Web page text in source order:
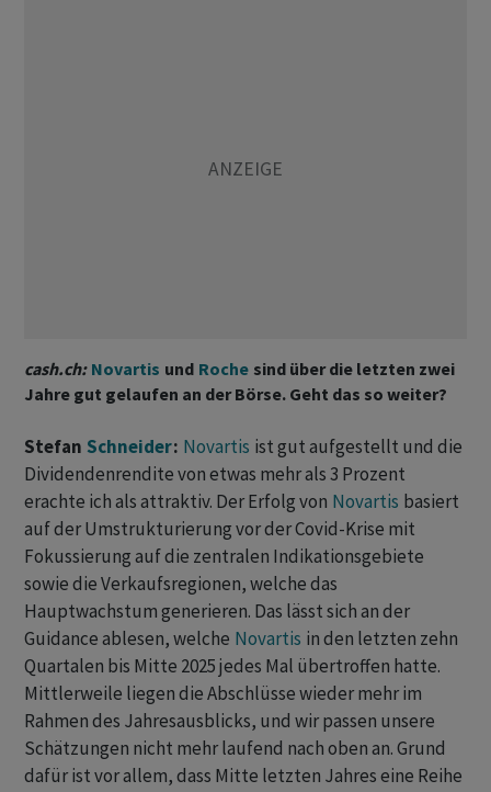
cash.ch: Novartis und Roche sind über die letzten zwei
Jahre gut gelaufen an der Börse. Geht das so weiter?
Stefan Schneider: Novartis ist gut aufgestellt und die
Dividendenrendite von etwas mehr als 3 Prozent
erachte ich als attraktiv. Der Erfolg von Novartis basiert
auf der Umstrukturierung vor der Covid-Krise mit
Fokussierung auf die zentralen Indikationsgebiete
sowie die Verkaufsregionen, welche das
Hauptwachstum generieren. Das lässt sich an der
Guidance ablesen, welche Novartis in den letzten zehn
Quartalen bis Mitte 2025 jedes Mal übertroffen hatte.
Mittlerweile liegen die Abschlüsse wieder mehr im
Rahmen des Jahresausblicks, und wir passen unsere
Schätzungen nicht mehr laufend nach oben an. Grund
dafür ist vor allem, dass Mitte letzten Jahres eine Reihe